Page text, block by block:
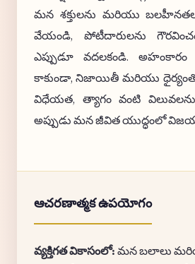
మన శక్తులను మరియు
వేయండి, పోటీదారులను
ఎప్పుడూ వదలకండి.
కాకుండా, నిజాయితీ మరియు ధైర్యంతో
విధేయత, త్యాగం వంటి విలువలను
అప్పుడు మన జీవిత యుద్ధంలో
ఆచరణాత్మక ఉపయోగం
వ్యక్తిగత వికాసంలో: మన బలాలు